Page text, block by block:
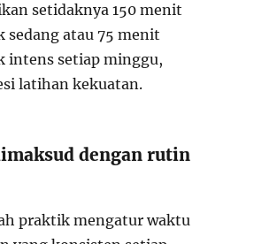
setidaknya 150 menit
sedang atau 75 menit
intens setiap minggu,
latihan kekuatan.
dengan rutin
praktik mengatur waktu